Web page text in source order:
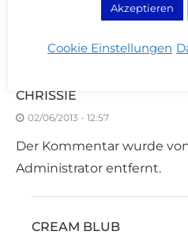
diese Farbe nicht aber ich
CHRISSIE
02/06/2013 - 12:57
Der Kommentar wurde
Administrator entfernt.
CREAM BLUB
Akzeptieren
Cookie Einstellungen